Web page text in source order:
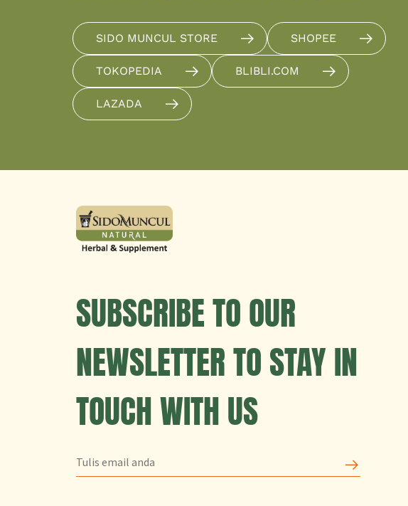
SIDO MUNCUL STORE SHOPEE
TOKOPEDIA BLIBLI.COM
LAZADA
SUBSCRIBE TO OUR
NEWSLETTER TO STAY IN
TOUCH WITH US